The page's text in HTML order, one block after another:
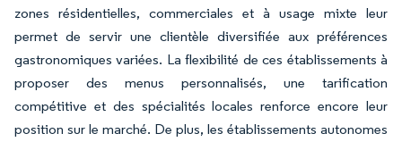
zones résidentielles, commerciales et à usage mixte leur
permet de servir une clientèle diversifiée aux préférences
gastronomiques variées. La flexibilité de ces établissements à
proposer des menus personnalisés, une tarification
compétitive et des spécialités locales renforce encore leur
position sur le marché. De plus, les établissements autonomes